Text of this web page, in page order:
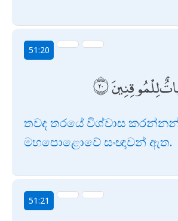
51:20
لِلْمُوقِنِينَ
තවද තරයේ විශ්වාස
මහපොළොවේ සංඥාවන් ඇත.
51:21